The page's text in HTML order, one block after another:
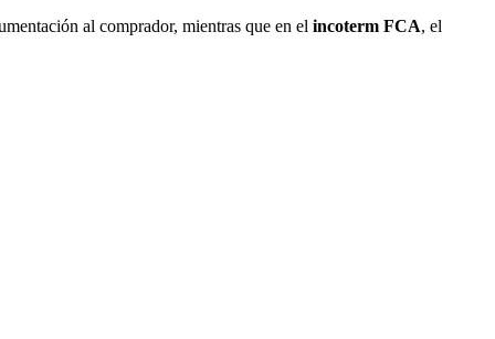
al comprador, mientras que en el incoterm FCA, el